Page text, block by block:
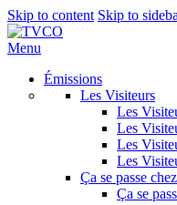
Skip to content Skip to
Menu
Émissions
Les Visiteurs
Les
Les
Les
Les
Ça se passe
Ça se